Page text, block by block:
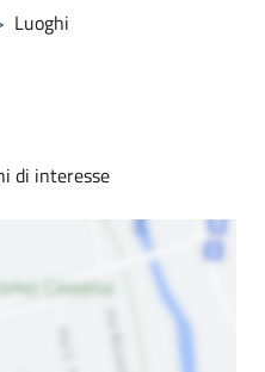
Luoghi
di interesse